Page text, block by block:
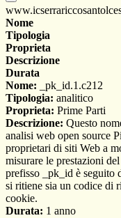
Nome
Tipologia
Proprieta
Descrizione
Durata
Nome: _pk_id.1.c212
Tipologia: analitico
Proprieta: Prime Parti
Descrizione: Questo
analisi web open source
proprietari di siti Web a
misurare le prestazioni
prefisso _pk_id è seguito
si ritiene sia un codice di
cookie.
Durata: 1 anno